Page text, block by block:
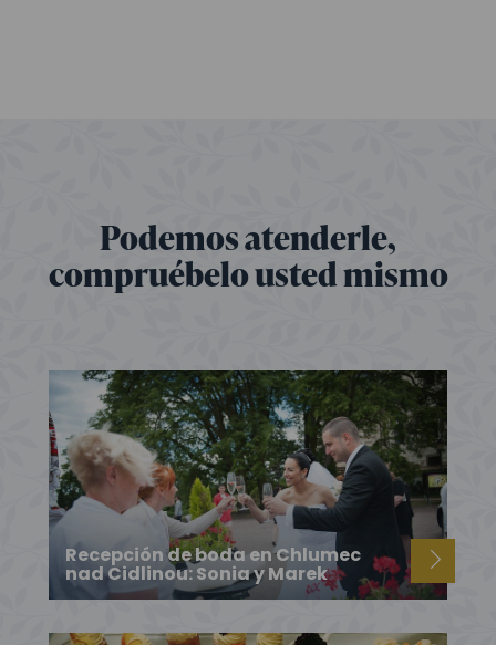
Podemos atenderle,
compruébelo usted mismo
Recepción de boda en Chlumec
nad Cidlinou: Sonia y Marek